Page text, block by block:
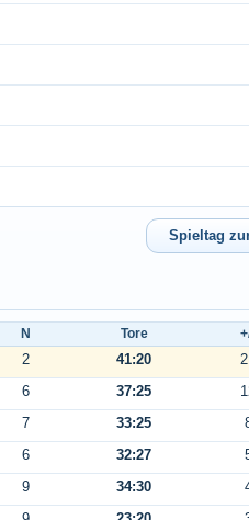
N Tore
2 41:20
6 37:25
7 33:25
6 32:27
9 34:30